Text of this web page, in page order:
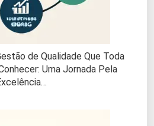
de Qualidade Que Toda
Uma Jornada Pela